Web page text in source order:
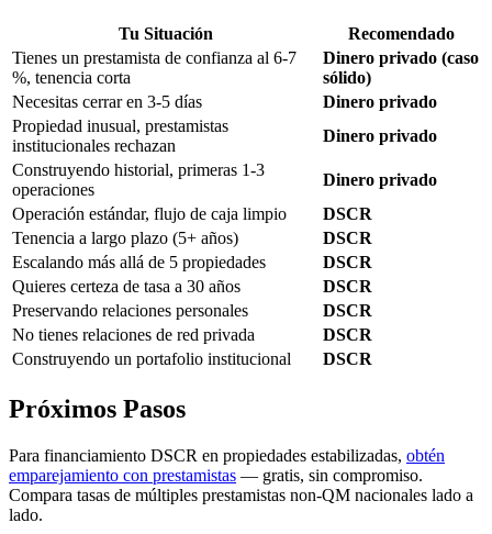
Tu Situación
Recomendado
Tienes un prestamista de confianza al 6-7
%, tenencia corta
Dinero privado (caso
sólido)
Necesitas cerrar en 3-5 días
Dinero privado
Propiedad inusual, prestamistas
institucionales rechazan
Dinero privado
Construyendo historial, primeras 1-3
operaciones
Dinero privado
Operación estándar, flujo de caja limpio
DSCR
Tenencia a largo plazo (5+ años)
DSCR
Escalando más allá de 5 propiedades
DSCR
Quieres certeza de tasa a 30 años
DSCR
Preservando relaciones personales
DSCR
No tienes relaciones de red privada
DSCR
Construyendo un portafolio institucional
DSCR
Próximos Pasos
Para financiamiento DSCR en propiedades estabilizadas, obtén
emparejamiento con prestamistas — gratis, sin compromiso.
Compara tasas de múltiples prestamistas non-QM nacionales lado a
lado.